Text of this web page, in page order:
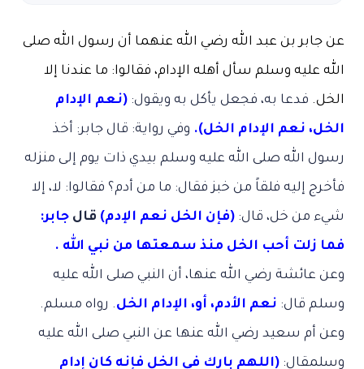
عن جابر بن عبد الله رضي الله عنهما أن رسول الله صلى
الله عليه وسلم سأل أهله الإدام، فقالوا: ما عندنا إلا
الخل. فدعا به، فجعل يأكل به ويقول: (نعم الإدام
الخل، نعم الإدام الخل). وفي رواية: قال جابر: أخذ
رسول الله صلى الله عليه وسلم بيدي ذات يوم إلى منزله
فأخرج إليه فلقاً من خبز فقال: ما من أدم؟ فقالوا: لا، إلا
شيء من خل، قال: (فإن الخل نعم الإدم) قال جابر:
فما زلت أحب الخل منذ سمعتها من نبي الله .
وعن عائشة رضي الله عنها، أن النبي صلى الله عليه
وسلم قال: نعم الأدم، أو، الإدام الخل. رواه مسلم.
وعن أم سعيد رضي الله عنها عن النبي صلى الله عليه
وسلمقال: (اللهم بارك في الخل فإنه كان إدام